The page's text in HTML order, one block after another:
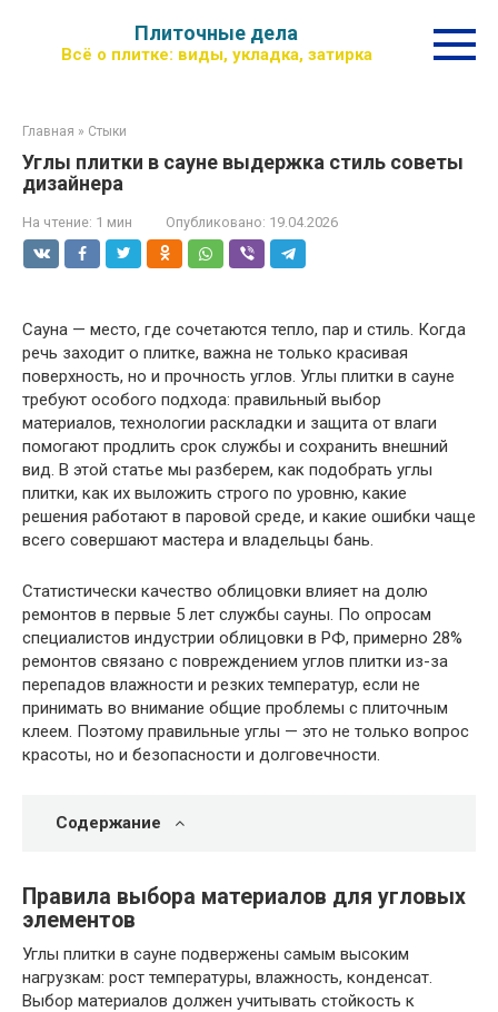
контенту
Плиточные дела
Всё о плитке: виды, укладка, затирка
Главная » Стыки
Углы плитки в сауне выдержка стиль советы
дизайнера
На чтение: 1 мин Опубликовано: 19.04.2026
Сауна — место, где сочетаются тепло, пар и стиль. Когда
речь заходит о плитке, важна не только красивая
поверхность, но и прочность углов. Углы плитки в сауне
требуют особого подхода: правильный выбор
материалов, технологии раскладки и защита от влаги
помогают продлить срок службы и сохранить внешний
вид. В этой статье мы разберем, как подобрать углы
плитки, как их выложить строго по уровню, какие
решения работают в паровой среде, и какие ошибки чаще
всего совершают мастера и владельцы бань.
Статистически качество облицовки влияет на долю
ремонтов в первые 5 лет службы сауны. По опросам
специалистов индустрии облицовки в РФ, примерно 28%
ремонтов связано с повреждением углов плитки из-за
перепадов влажности и резких температур, если не
принимать во внимание общие проблемы с плиточным
клеем. Поэтому правильные углы — это не только вопрос
красоты, но и безопасности и долговечности.
Содержание
Правила выбора материалов для угловых
элементов
Углы плитки в сауне подвержены самым высоким
нагрузкам: рост температуры, влажность, конденсат.
Выбор материалов должен учитывать стойкость к